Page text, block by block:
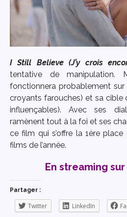
I Still Believe (J’y crois
tentative de manipulation.
fonctionnera probablement
croyants farouches) et sa cible
influençables). Avec ses
ramènent tout à la foi et ses
ce film qui s’offre la 1ère
films de l’année.
En streaming sur
Partager :
Twitter LinkedIn